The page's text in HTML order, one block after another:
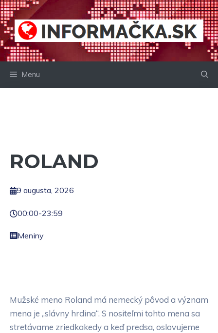
Preskočiť
na
obsah
Menu
ROLAND
9 augusta, 2026
00:00-23:59
Meniny
Mužské meno Roland má nemecký pôvod a význam
mena je „slávny hrdina“. S nositeľmi tohto mena sa
stretávame zriedkakedy a keď predsa, oslovujeme